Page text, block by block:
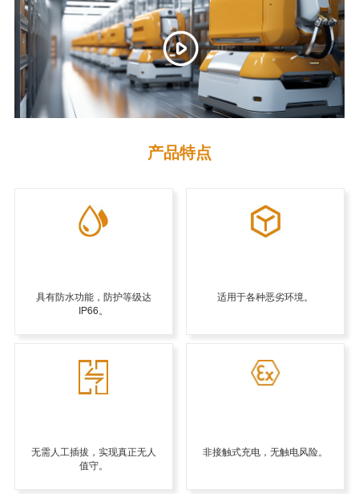
产品特点
具有防水功能，防护等级达
IP66。
适用于各种恶劣环境。
无需人工插拔，实现真正无人
值守。
非接触式充电，无触电风险。